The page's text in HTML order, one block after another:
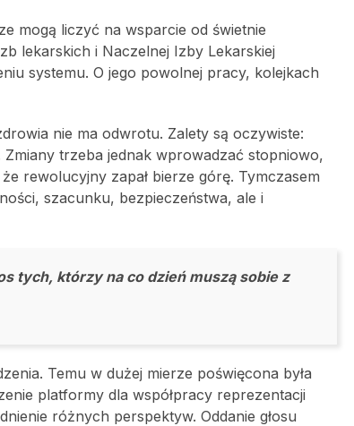
mogą liczyć na wsparcie od świetnie
lekarskich i Naczelnej Izby Lekarskiej
systemu. O jego powolnej pracy, kolejkach
nie ma odwrotu. Zalety są oczywiste:
trzeba jednak wprowadzać stopniowo,
rewolucyjny zapał bierze górę. Tymczasem
szacunku, bezpieczeństwa, ale i
tych, którzy na co dzień muszą sobie z
Temu w dużej mierze poświęcona była
platformy dla współpracy reprezentacji
różnych perspektyw. Oddanie głosu